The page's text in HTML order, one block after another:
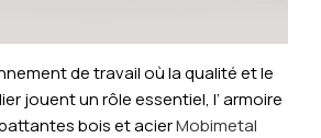
de travail où la qualité et le
jouent un rôle essentiel, l’ armoire
bois et acierMobimetal